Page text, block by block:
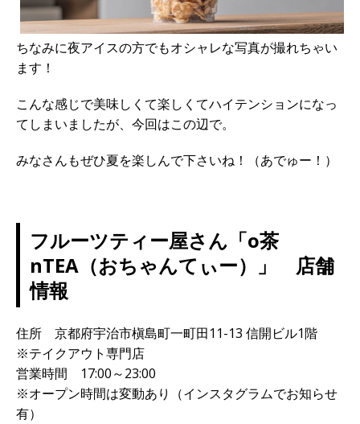
ちなみに夜アイスの方でもオシャレな写真が撮れちゃい
ます！
こんな感じで美味しくて楽しくてハイテンションになっ
てしまいましたが、今回はこの辺で。
みなさんもぜひ夏を楽しんで下さいね！（あでゅー！）
フルーツティー屋さん「o茶
nTEA（おちゃんてぃー）」 店舗
情報
住所 京都府宇治市槇島町一町田11-13 信開ビル1階
※テイクアウト専門店
営業時間 17:00～23:00
※オープン時間は変動あり（インスタグラムでお知らせ
有）